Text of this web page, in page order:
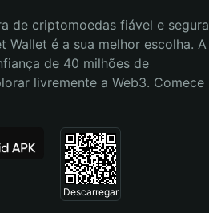
de criptomoedas fiável e segura
Wallet é a sua melhor escolha. A
de 40 milhões de
livremente a Web3. Comece
Descarregar